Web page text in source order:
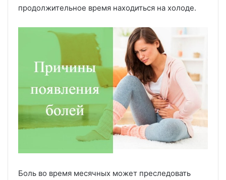
продолжительное время находиться на холоде.
Боль во время месячных может преследовать